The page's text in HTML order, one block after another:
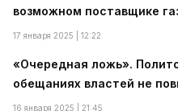
возможном поставщике
17 января 2025 | 12:22
«Очередная ложь».
обещаниях властей не
16 января 2025 | 21:45